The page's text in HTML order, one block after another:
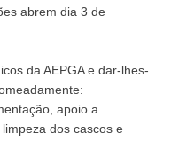
abrem dia 3 de
da AEPGA e dar-lhes-
apoio a
dos cascos e